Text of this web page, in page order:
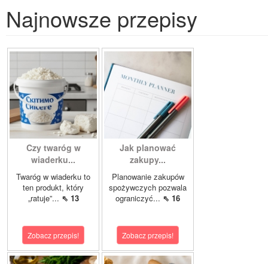
Najnowsze przepisy
Czy twaróg w
wiaderku...
Twaróg w wiaderku to
ten produkt, który
„ratuje”... ⇖ 13
Zobacz przepis!
Jak planować
zakupy...
Planowanie zakupów
spożywczych pozwala
ograniczyć... ⇖ 16
Zobacz przepis!